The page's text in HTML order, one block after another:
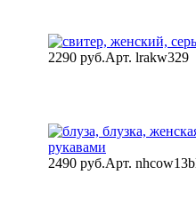
2290 руб.Арт. lrakw329
2490 руб.Арт.